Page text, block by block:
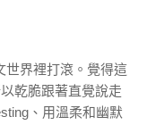
世界裡打滾。覺得這
乾脆跟著直覺說走
、用溫柔和幽默